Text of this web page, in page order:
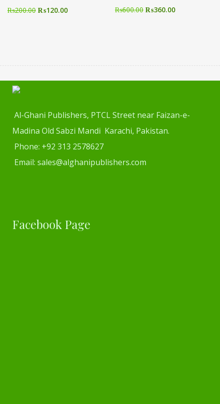
₨200.00 ₨120.00 ₨600.00 ₨360.00
Al-Ghani Publishers, PTCL Street near Faizan-e-
Madina Old Sabzi Mandi Karachi, Pakistan.
Phone: +92 313 2578627
Email: sales@alghanipublishers.com
Facebook Page